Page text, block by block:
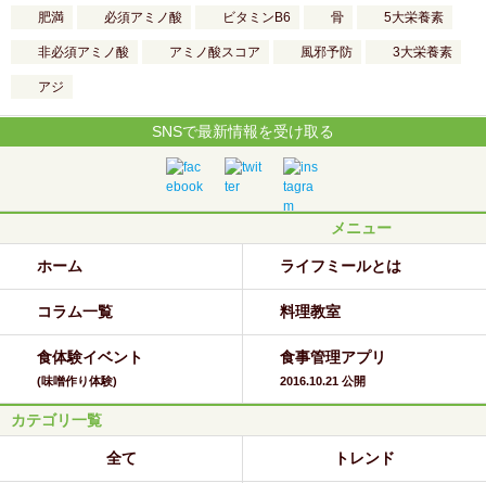
肥満 必須アミノ酸 ビタミンB6 骨 5大栄養素
非必須アミノ酸 アミノ酸スコア 風邪予防 3大栄養素
アジ
SNSで最新情報を受け取る
メニュー
ホーム ライフミールとは
コラム一覧 料理教室
食体験イベント
(味噌作り体験)
食事管理アプリ
2016.10.21 公開
カテゴリ一覧
全て トレンド